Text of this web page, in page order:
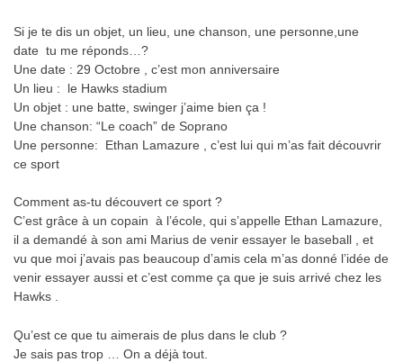
Si je te dis un objet, un lieu, une chanson, une personne,une
date tu me réponds…?
Une date : 29 Octobre , c’est mon anniversaire
Un lieu :
le Hawks stadium
Un objet : une batte, swinger j’aime bien ça !
Une chanson: “Le coach” de Soprano
Une personne:
Ethan Lamazure , c’est lui qui m’as fait découvrir
ce sport
Comment as-tu découvert ce sport ?
C’est grâce à un copain à l’école, qui s’appelle Ethan Lamazure,
il a demandé à son ami Marius de venir essayer le baseball , et
vu que moi j’avais pas beaucoup d’amis cela m’as donné l’idée de
venir essayer aussi et c’est comme ça que je suis arrivé chez les
Hawks .
Qu’est ce que tu aimerais de plus dans le club ?
Je sais pas trop … On a déjà tout.